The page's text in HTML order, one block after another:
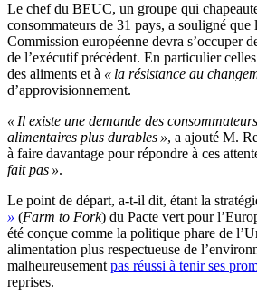
Le chef du BEUC, un groupe qui
consommateurs de 31 pays, a souligné que
Commission européenne devra s’occuper
de l’exécutif précédent. En particulier
des aliments et à « la résistance au
d’approvisionnement.
« Il existe une demande des
alimentaires plus durables », a ajouté M.
à faire davantage pour répondre à ces
fait pas ».
Le point de départ, a-t-il dit, étant la
» (Farm to Fork) du Pacte vert pour
été conçue comme la politique phare de
alimentation plus respectueuse de
malheureusement pas réussi à tenir ses
reprises.